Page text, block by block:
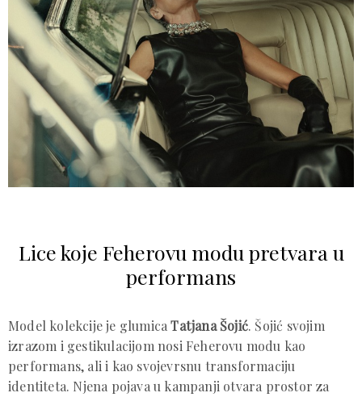
Lice koje Feherovu modu pretvara u
performans
Model kolekcije je glumicaTatjana Šojić. Šojić svojim
izrazom i gestikulacijom nosi Feherovu modu kao
performans, ali i kao svojevrsnu transformaciju
identiteta. Njena pojava u kampanji otvara prostor za